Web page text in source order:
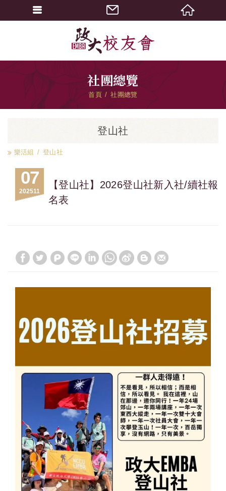
社團總覽
首頁 社團總覽
登山社
樂活組 登山社
07
11
2025
【登山社】2026登山社新入社/續社報
名表